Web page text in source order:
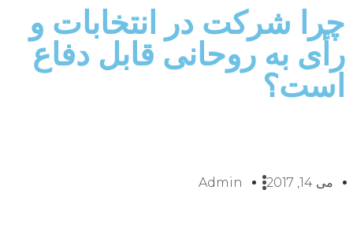
چرا شرکت در انتخابات و
رأی به روحانی قابل دفاع
است؟
می 14, 2017 Admin